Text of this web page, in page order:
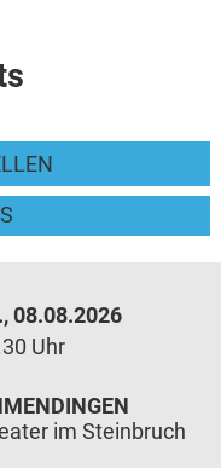
08.08.2026
Uhr
im Steinbruch